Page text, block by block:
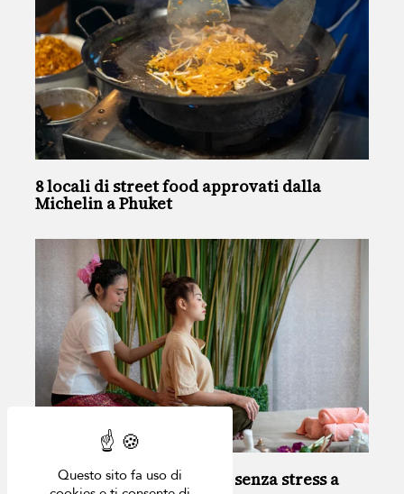
8 locali di street food approvati dalla
Michelin a Phuket
Guida ai viaggi benessere senza stress a
Questo sito fa uso di